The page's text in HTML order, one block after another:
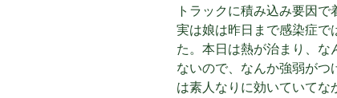
トラックに積み込み要因で
実は娘は昨日まで感染症で
た。本日は熱が治まり、な
ないので、なんか強弱がつ
は素人なりに効いていてな